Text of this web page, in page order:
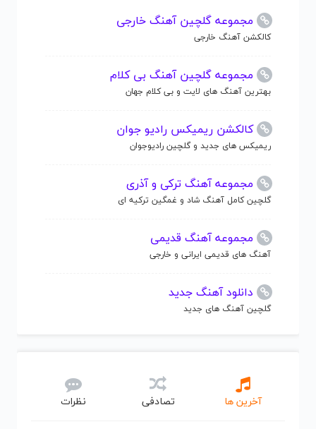
مجموعه گلچین آهنگ خارجی
کالکشن آهنگ خارجی
مجموعه گلچین آهنگ بی کلام
بهترین آهنگ های لایت و بی کلام جهان
کالکشن ریمیکس رادیو جوان
ریمیکس های جدید و گلچین رادیوجوان
مجموعه آهنگ ترکی و آذری
گلچین کامل آهنگ شاد و غمگین ترکیه ای
مجموعه آهنگ قدیمی
آهنگ های قدیمی ایرانی و خارجی
دانلود آهنگ جدید
گلچین آهنگ های جدید
آخرین ها تصادفی نظرات